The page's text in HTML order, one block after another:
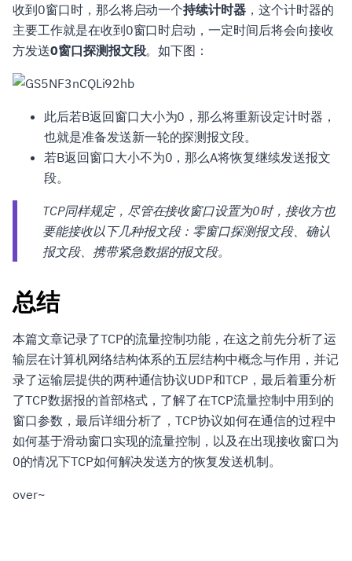
收到0窗口时，那么将启动一个持续计时器 ，这个计时器的
主要工作就是在收到0窗口时启动，一定时间后将会向接收
方发送0窗口探测报文段。如下图：
此后若B返回窗口大小为0，那么将重新设定计时器，
也就是准备发送新一轮的探测报文段。
若B返回窗口大小不为0，那么A将恢复继续发送报文
段。
TCP同样规定，尽管在接收窗口设置为0时，接收方也
要能接收以下几种报文段：零窗口探测报文段、确认
报文段、携带紧急数据的报文段。
总结
本篇文章记录了TCP的流量控制功能，在这之前先分析了运
输层在计算机网络结构体系的五层结构中概念与作用，并记
录了运输层提供的两种通信协议UDP和TCP，最后着重分析
了TCP数据报的首部格式，了解了在TCP流量控制中用到的
窗口参数，最后详细分析了，TCP协议如何在通信的过程中
如何基于滑动窗口实现的流量控制，以及在出现接收窗口为
0的情况下TCP如何解决发送方的恢复发送机制。
over~